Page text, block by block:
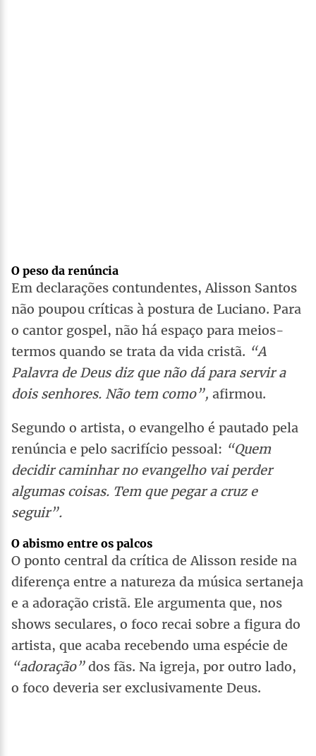
O peso da renúncia
Em declarações contundentes, Alisson Santos
não poupou críticas à postura de Luciano. Para
o cantor gospel, não há espaço para meios-
termos quando se trata da vida cristã. “A
Palavra de Deus diz que não dá para servir a
dois senhores. Não tem como”, afirmou.
Segundo o artista, o evangelho é pautado pela
renúncia e pelo sacrifício pessoal: “Quem
decidir caminhar no evangelho vai perder
algumas coisas. Tem que pegar a cruz e
seguir”.
O abismo entre os palcos
O ponto central da crítica de Alisson reside na
diferença entre a natureza da música sertaneja
e a adoração cristã. Ele argumenta que, nos
shows seculares, o foco recai sobre a figura do
artista, que acaba recebendo uma espécie de
“adoração”dos fãs. Na igreja, por outro lado,
o foco deveria ser exclusivamente Deus.